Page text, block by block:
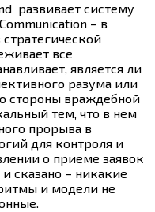
развивает систему
– в
все
является ли
разума или
стороны враждебной
тем, что в нем
прорыва в
для контроля и
о приеме заявок
сказано – никакие
и модели не